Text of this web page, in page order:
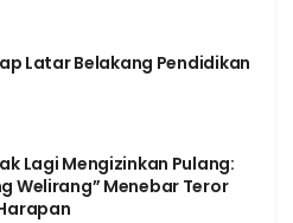
Latar Belakang Pendidikan
Lagi Mengizinkan Pulang:
Welirang” Menebar Teror